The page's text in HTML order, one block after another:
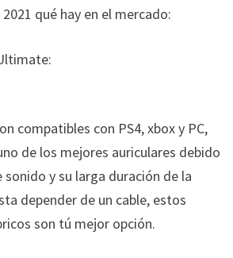
qué hay en el mercado:
compatibles con PS4, xbox y PC,
de los mejores auriculares debido
y su larga duración de la
depender de un cable, estos
son tú mejor opción.